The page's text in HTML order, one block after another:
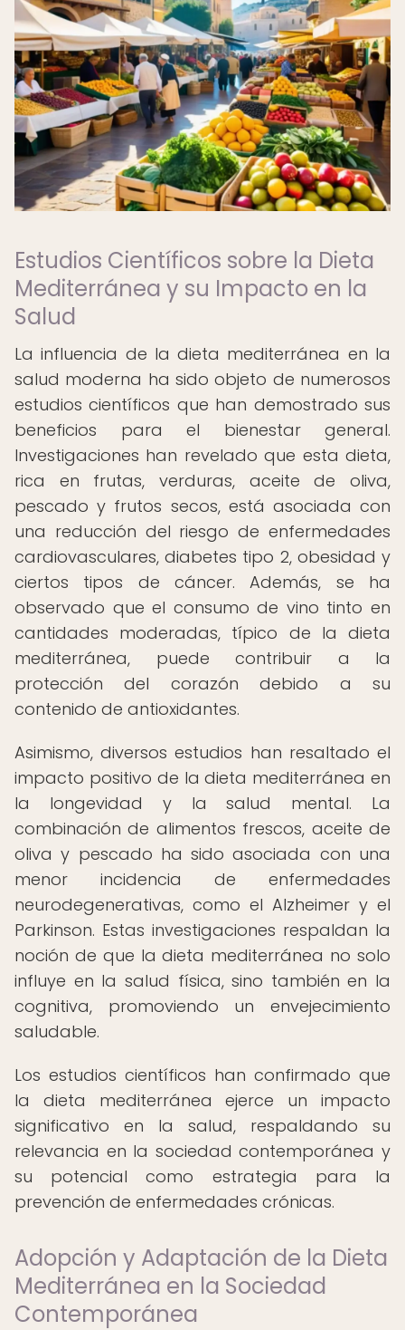
Estudios Científicos sobre la Dieta
Mediterránea y su Impacto en la
Salud
La influencia de la dieta mediterránea en la
salud moderna ha sido objeto de numerosos
estudios científicos que han demostrado sus
beneficios para el bienestar general.
Investigaciones han revelado que esta dieta,
rica en frutas, verduras, aceite de oliva,
pescado y frutos secos, está asociada con
una reducción del riesgo de enfermedades
cardiovasculares, diabetes tipo 2, obesidad y
ciertos tipos de cáncer. Además, se ha
observado que el consumo de vino tinto en
cantidades moderadas, típico de la dieta
mediterránea, puede contribuir a la
protección del corazón debido a su
contenido de antioxidantes.
Asimismo, diversos estudios han resaltado el
impacto positivo de la dieta mediterránea en
la longevidad y la salud mental. La
combinación de alimentos frescos, aceite de
oliva y pescado ha sido asociada con una
menor incidencia de enfermedades
neurodegenerativas, como el Alzheimer y el
Parkinson. Estas investigaciones respaldan la
noción de que la dieta mediterránea no solo
influye en la salud física, sino también en la
cognitiva, promoviendo un envejecimiento
saludable.
Los estudios científicos han confirmado que
la dieta mediterránea ejerce un impacto
significativo en la salud, respaldando su
relevancia en la sociedad contemporánea y
su potencial como estrategia para la
prevención de enfermedades crónicas.
Adopción y Adaptación de la Dieta
Mediterránea en la Sociedad
Contemporánea